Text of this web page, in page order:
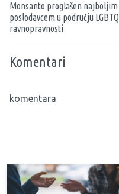
Monsanto proglašen najboljim
poslodavcem u području LGBTQ
ravnopravnosti
Komentari
komentara